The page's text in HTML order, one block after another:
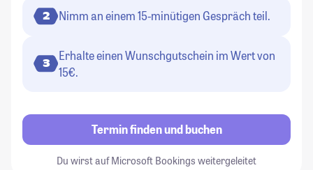
2 Nimm an einem 15-minütigen Gespräch teil.
3
Erhalte einen Wunschgutschein im Wert von
15€.
Termin finden und buchen
Du wirst auf Microsoft Bookings weitergeleitet